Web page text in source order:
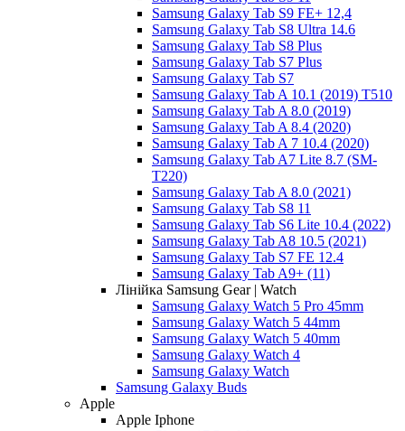
Samsung Galaxy Tab S9 FE+ 12,4
Samsung Galaxy Tab S8 Ultra 14.6
Samsung Galaxy Tab S8 Plus
Samsung Galaxy Tab S7 Plus
Samsung Galaxy Tab S7
Samsung Galaxy Tab A 10.1 (2019) T510
Samsung Galaxy Tab A 8.0 (2019)
Samsung Galaxy Tab A 8.4 (2020)
Samsung Galaxy Tab A 7 10.4 (2020)
Samsung Galaxy Tab A7 Lite 8.7 (SM-
T220)
Samsung Galaxy Tab A 8.0 (2021)
Samsung Galaxy Tab S8 11
Samsung Galaxy Tab S6 Lite 10.4 (2022)
Samsung Galaxy Tab A8 10.5 (2021)
Samsung Galaxy Tab S7 FE 12.4
Samsung Galaxy Tab A9+ (11)
Лінійка Samsung Gear | Watch
Samsung Galaxy Watch 5 Pro 45mm
Samsung Galaxy Watch 5 44mm
Samsung Galaxy Watch 5 40mm
Samsung Galaxy Watch 4
Samsung Galaxy Watch
Samsung Galaxy Buds
Apple
Apple Iphone